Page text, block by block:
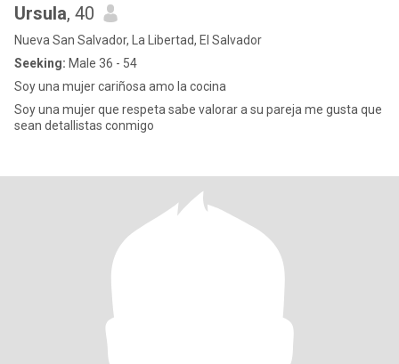
Ursula, 40
Nueva San Salvador, La Libertad, El Salvador
Seeking: Male 36 - 54
Soy una mujer cariñosa amo la cocina
Soy una mujer que respeta sabe valorar a su pareja me gusta que
sean detallistas conmigo